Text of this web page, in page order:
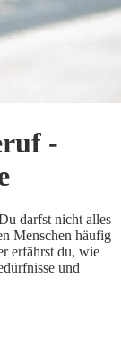
-
darfst nicht alles
Menschen häufig
erfährst du, wie
und